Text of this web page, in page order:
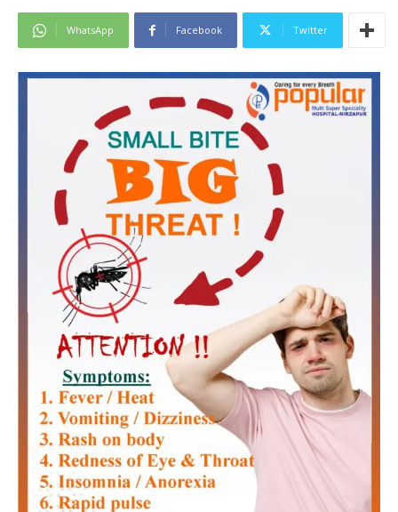
WhatsApp Facebook Twitter